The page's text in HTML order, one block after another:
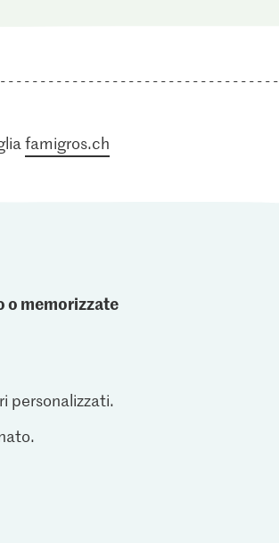
famigros.ch
o memorizzate
personalizzati.